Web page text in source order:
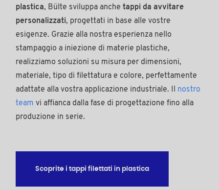
plastica, Bülte sviluppa anche tappi da avvitare
personalizzati, progettati in base alle vostre
esigenze. Grazie alla nostra esperienza nello
stampaggio a iniezione di materie plastiche,
realizziamo soluzioni su misura per dimensioni,
materiale, tipo di filettatura e colore, perfettamente
adattate alla vostra applicazione industriale. Il nostro
team vi affianca dalla fase di progettazione fino alla
produzione in serie.
Scoprite i tappi filettati in plastica